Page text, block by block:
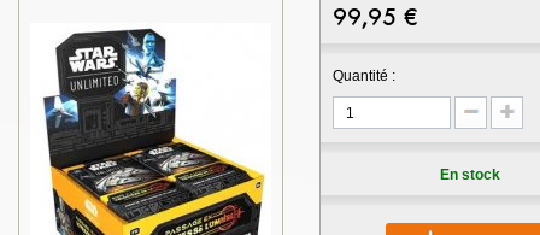
99,95 €
Quantité :
En stock